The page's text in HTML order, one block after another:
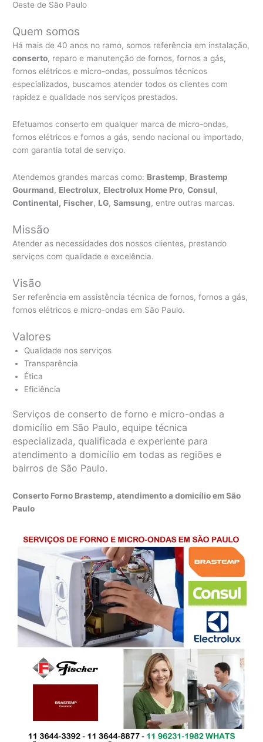
Oeste de São Paulo
Quem somos
Há mais de 40 anos no ramo, somos referência em instalação,
conserto, reparo e manutenção de fornos, fornos a gás,
fornos elétricos e micro-ondas, possuímos técnicos
especializados, buscamos atender todos os clientes com
rapidez e qualidade nos serviços prestados.
Efetuamos conserto em qualquer marca de micro-ondas,
fornos elétricos e fornos a gás, sendo nacional ou importado,
com garantia total de serviço.
Atendemos grandes marcas como: Brastemp, Brastemp
Gourmand, Electrolux, Electrolux Home Pro,Consul,
Continental, Fischer, LG,Samsung, entre outras marcas.
Missão
Atender as necessidades dos nossos clientes, prestando
serviços com qualidade e excelência.
Visão
Ser referência em assistência técnica de fornos, fornos a gás,
fornos elétricos e micro-ondas em São Paulo.
Valores
Qualidade nos serviços
Transparência
Ética
Eficiência
Serviços de conserto de forno e micro-ondas a
domicílio em São Paulo, equipe técnica
especializada, qualificada e experiente para
atendimento a domicílio em todas as regiões e
bairros de São Paulo.
Conserto Forno Brastemp, atendimento a domicílio em São
Paulo